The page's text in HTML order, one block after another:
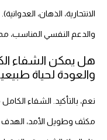
الانتحارية، الذهان،
والدعم النفسي المناسب،
هل يمكن الشفاء
والعودة لحياة
نعم، بالتأكيد. الشفاء
مكثف وطويل الأمد،